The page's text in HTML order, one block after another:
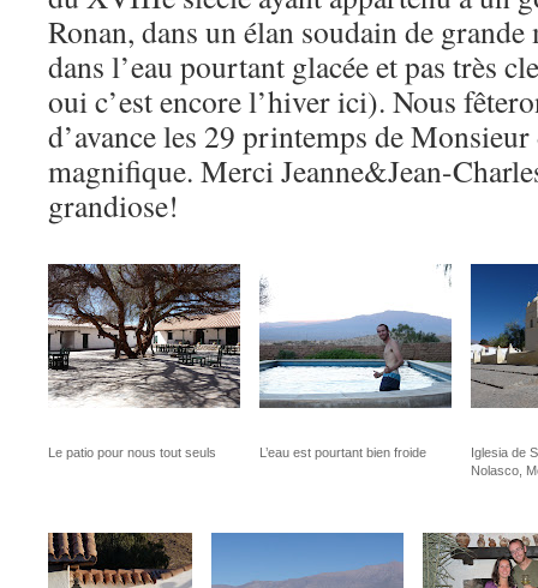
Ronan, dans un élan soudain de
dans l’eau pourtant glacée et pas très
oui c’est encore l’hiver ici). Nous
d’avance les 29 printemps de Monsieur
magnifique. Merci Jeanne&Jean-
grandiose!
Le patio pour nous tout seuls L’eau est pourtant bien froide
Iglesia de
Nolasco,